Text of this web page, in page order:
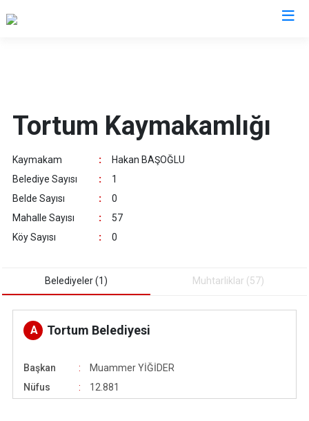
Horasan
Aziziye
İspir
Karaçoban
Köprüköy
Olur
Pasinler
Palandöken
Tortum Kaymakamlığı
Kaymakam :
Hakan BAŞOĞLU
Belediye Sayısı
:
1
Belde Sayısı
:
0
Mahalle Sayısı
:
57
Köy Sayısı
: 0
Belediyeler (1) Muhtarliklar (57)
A Tortum Belediyesi
Başkan
Muammer YİĞİDER
Nüfus
12.881